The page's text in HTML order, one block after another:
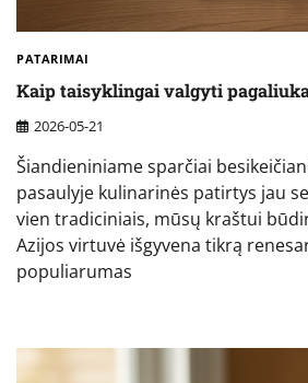
PATARIMAI
Kaip taisyklingai valgyti
2026-05-21
Šiandieniniame sparčiai
pasaulyje kulinarinės patirtys jau
vien tradiciniais, mūsų kraštui
Azijos virtuvė išgyvena tikrą
populiarumas